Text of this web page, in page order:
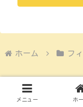
ホーム フ
メニュー ホ